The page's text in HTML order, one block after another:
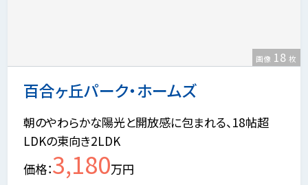
百合ヶ丘パーク・ホームズ
画像 18 枚
朝のやわらかな陽光と開放感に包まれる、18帖超
LDKの東向き2LDK
価格 3,180万円